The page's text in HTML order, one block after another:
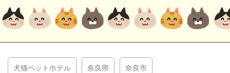
犬猫ペットホテル 奈良県 奈良市